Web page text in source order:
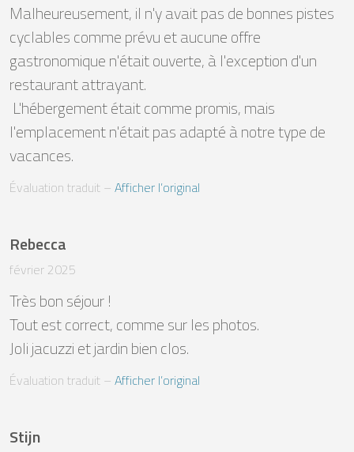
Malheureusement, il n'y avait pas de bonnes pistes
cyclables comme prévu et aucune offre
gastronomique n'était ouverte, à l'exception d'un
restaurant attrayant.
l'emplacement n'était pas adapté à notre type de
vacances.
Évaluation traduit – Afficher l’original
Rebecca
février 2025
Très bon séjour !
Tout est correct, comme sur les photos.
Joli jacuzzi et jardin bien clos.
Évaluation traduit – Afficher l’original
Stijn